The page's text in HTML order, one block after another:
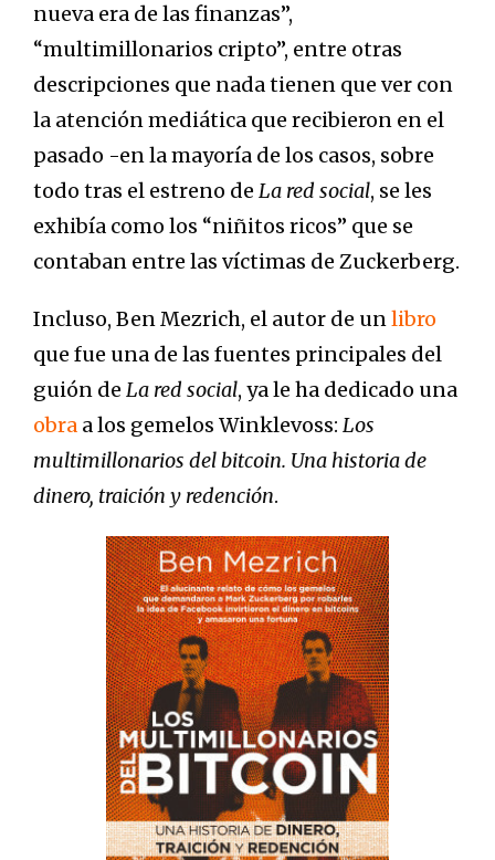
nueva era de las finanzas”,
“multimillonarios cripto”, entre otras
descripciones que nada tienen que ver con
la atención mediática que recibieron en el
pasado -en la mayoría de los casos, sobre
todo tras el estreno de La red social, se les
exhibía como los “niñitos ricos” que se
contaban entre las víctimas de Zuckerberg.
Incluso, Ben Mezrich, el autor de unlibro
que fue una de las fuentes principales del
guión de La red social, ya le ha dedicado una
obra a los gemelos Winklevoss: Los
multimillonarios del bitcoin. Una historia de
dinero, traición y redención.